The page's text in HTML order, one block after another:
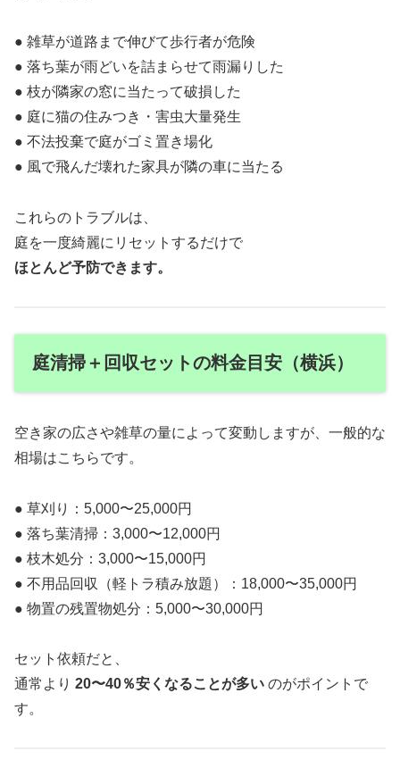
● 雑草が道路まで伸びて歩行者が危険
● 落ち葉が雨どいを詰まらせて雨漏りした
● 枝が隣家の窓に当たって破損した
● 庭に猫の住みつき・害虫大量発生
● 不法投棄で庭がゴミ置き場化
● 風で飛んだ壊れた家具が隣の車に当たる
これらのトラブルは、
庭を一度綺麗にリセットするだけで
ほとんど予防できます。
庭清掃＋回収セットの料金目安（横浜）
空き家の広さや雑草の量によって変動しますが、一般的な
相場はこちらです。
● 草刈り：5,000〜25,000円
● 落ち葉清掃：3,000〜12,000円
● 枝木処分：3,000〜15,000円
● 不用品回収（軽トラ積み放題）：18,000〜35,000円
● 物置の残置物処分：5,000〜30,000円
セット依頼だと、
通常より 20〜40％安くなることが多い のがポイントで
す。